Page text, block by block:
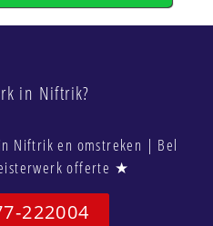
in Niftrik?
Niftrik en omstreken | Bel
offerte ★
222004